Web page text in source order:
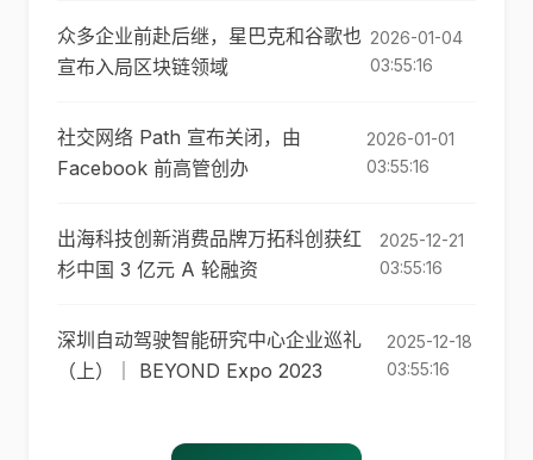
众多企业前赴后继，星巴克和谷歌也
宣布入局区块链领域
2026-01-04
03:55:16
社交网络 Path 宣布关闭，由
Facebook 前高管创办
2026-01-01
03:55:16
出海科技创新消费品牌万拓科创获红
杉中国 3 亿元 A 轮融资
2025-12-21
03:55:16
深圳自动驾驶智能研究中心企业巡礼
（上）｜ BEYOND Expo 2023
2025-12-18
03:55:16